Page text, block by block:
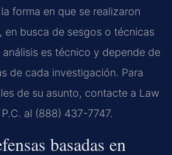
forma en que se realizaron
en busca de sesgos o técnicas
análisis es técnico y depende de
de cada investigación. Para
de su asunto, contacte a Law
al (888) 437-7747.
basadas en